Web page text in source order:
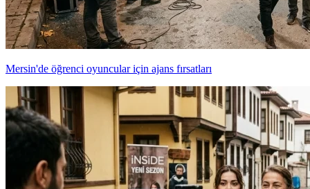
Mersin'de öğrenci oyuncular için ajans fırsatları